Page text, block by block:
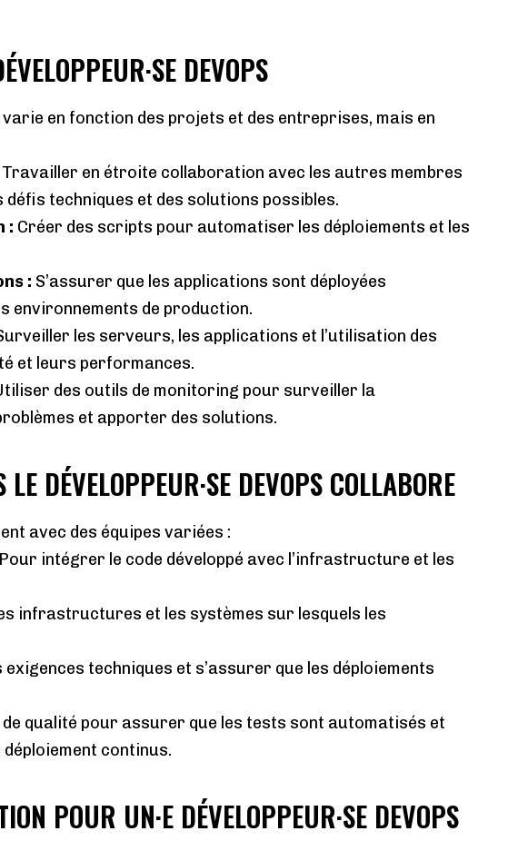
DEVOPS
varie en fonction des projets et des entreprises, mais en
Travailler en étroite collaboration avec les autres membres
techniques et des solutions possibles.
: Créer des scripts pour automatiser les déploiements et les
: S’assurer que les applications sont déployées
environnements de production.
les serveurs, les applications et l’utilisation des
et leurs performances.
des outils de monitoring pour surveiller la
et apporter des solutions.
DÉVELOPPEUR·SE DEVOPS COLLABORE
avec des équipes variées :
Pour intégrer le code développé avec l’infrastructure et les
infrastructures et les systèmes sur lesquels les
techniques et s’assurer que les déploiements
qualité pour assurer que les tests sont automatisés et
continus.
POUR UN·E DÉVELOPPEUR·SE DEVOPS